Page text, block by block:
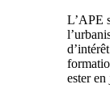
L’APE
ester